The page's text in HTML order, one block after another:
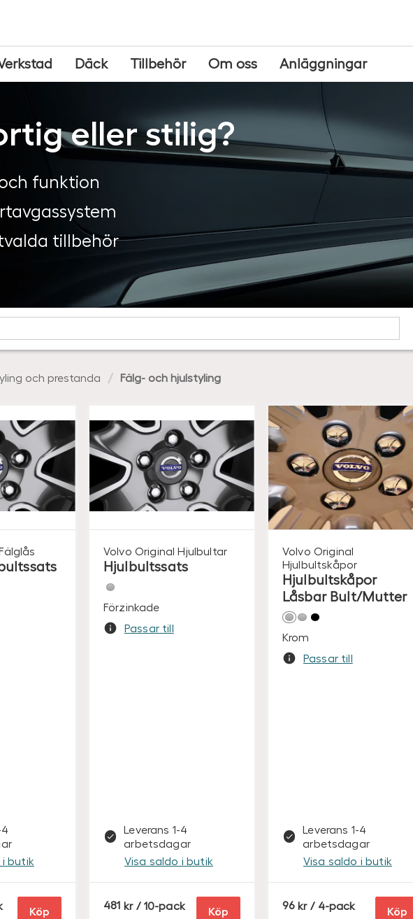
Däck Tillbehör Om oss Anläggningar
eller stilig?
funktion
tillbehör
och prestanda Fälg- och hjulstyling
i butik
Köp
Volvo Original Hjulbultar
Hjulbultssats
Förzinkade
Passar till
Leverans 1-4
arbetsdagar
Visa saldo i butik
481 S / 10-pack Köp
Volvo Original
Hjulbultskåpor
Hjulbultskåpor
Låsbar Bult/Mutter
Krom
Passar till
Leverans 1-4
arbetsdagar
Visa saldo i butik
96 S / 4-pack Köp